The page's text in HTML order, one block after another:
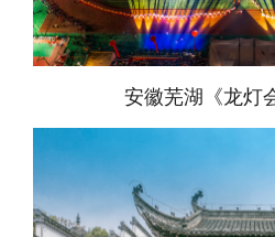
安徽芜湖《龙灯